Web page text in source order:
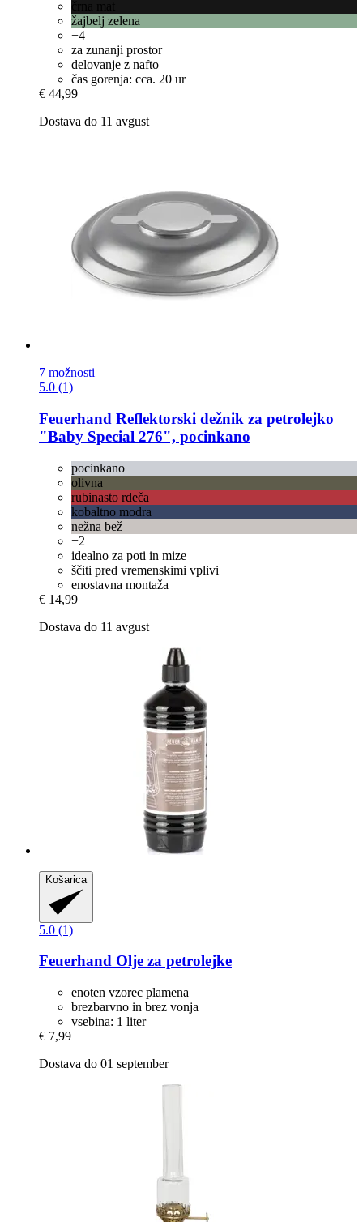
žajbelj zelena
+4
za zunanji prostor
delovanje z nafto
čas gorenja: cca. 20 ur
€ 44,99
Dostava do 11 avgust
7 možnosti
5.0 (1)
Feuerhand Reflektorski dežnik za petrolejko
"Baby Special 276", pocinkano
pocinkano
olivna
rubinasto rdeča
kobaltno modra
nežna bež
+2
idealno za poti in mize
ščiti pred vremenskimi vplivi
enostavna montaža
€ 14,99
Dostava do 11 avgust
Košarica
5.0 (1)
Feuerhand Olje za petrolejke
enoten vzorec plamena
brezbarvno in brez vonja
vsebina: 1 liter
€ 7,99
Dostava do 01 september